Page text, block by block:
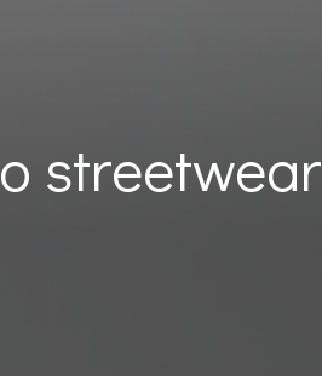
streetwear